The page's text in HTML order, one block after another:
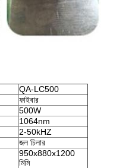
QA-LC500
ফাইবার
500W
1064nm
2-50kHZ
জল চিলার
950x880x1200
মিমি